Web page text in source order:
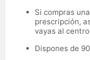
Si compras
prescripción,
vayas al
Dispones de